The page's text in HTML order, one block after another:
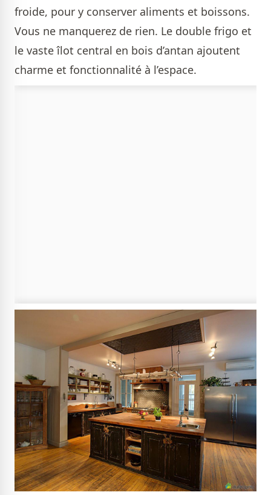
froide, pour y conserver aliments et boissons.
Vous ne manquerez de rien. Le double frigo et
le vaste îlot central en bois d’antan ajoutent
charme et fonctionnalité à l’espace.